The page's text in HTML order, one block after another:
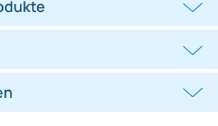
130mm
TA16.5-PRO Lautsprecher Einbau
Set kompatibel mit Fiat Lancia
Bravo Croma Delta 165mm 2-Wege